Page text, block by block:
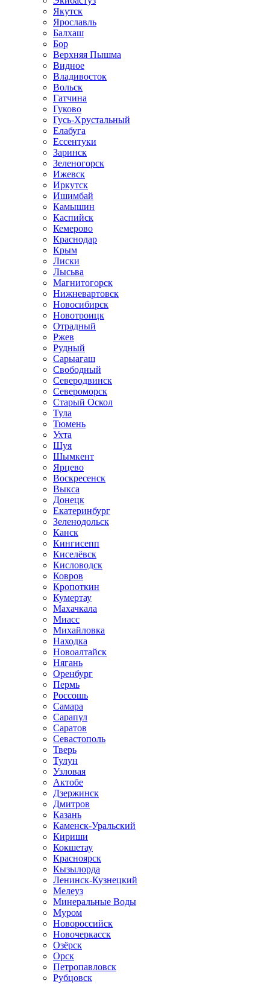
Якутск
Ярославль
Балхаш
Бор
Верхняя Пышма
Видное
Владивосток
Вольск
Гатчина
Гуково
Гусь-Хрустальный
Елабуга
Ессентуки
Заринск
Зеленогорск
Ижевск
Иркутск
Ишимбай
Камышин
Каспийск
Кемерово
Краснодар
Крым
Лиски
Лысьва
Магнитогорск
Нижневартовск
Новосибирск
Новотроицк
Отрадный
Ржев
Рудный
Сарыагаш
Свободный
Северодвинск
Североморск
Старый Оскол
Тула
Тюмень
Ухта
Шуя
Шымкент
Ярцево
Воскресенск
Выкса
Донецк
Екатеринбург
Зеленодольск
Канск
Кингисепп
Киселёвск
Кисловодск
Ковров
Кропоткин
Кумертау
Махачкала
Миасс
Михайловка
Находка
Новоалтайск
Нягань
Оренбург
Пермь
Россошь
Самара
Сарапул
Саратов
Севастополь
Тверь
Тулун
Узловая
Актобе
Дзержинск
Дмитров
Казань
Каменск-Уральский
Кириши
Кокшетау
Красноярск
Кызылорда
Ленинск-Кузнецкий
Мелеуз
Минеральные Воды
Муром
Новороссийск
Новочеркасск
Озёрск
Орск
Петропавловск
Рубцовск